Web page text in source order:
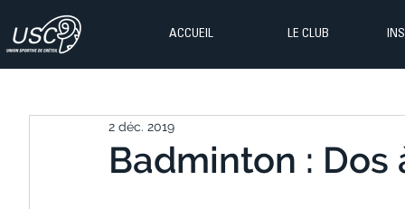
ACCUEIL LE CLUB
Badminton : Dos
2 déc. 2019